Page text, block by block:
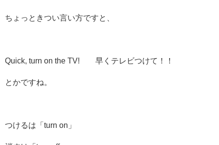
ちょっときつい言い方ですと、
Quick, turn on the TV! 早くテレビつけて ！！
とかですね。
つけるは「turn on」